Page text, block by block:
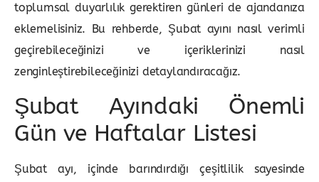
toplumsal duyarlılık gerektiren günleri de ajandanıza
eklemelisiniz. Bu rehberde, Şubat ayını nasıl verimli
geçirebileceğinizi ve içeriklerinizi nasıl
zenginleştirebileceğinizi detaylandıracağız.
Şubat Ayındaki Önemli
Gün ve Haftalar Listesi
Şubat ayı, içinde barındırdığı çeşitlilik sayesinde